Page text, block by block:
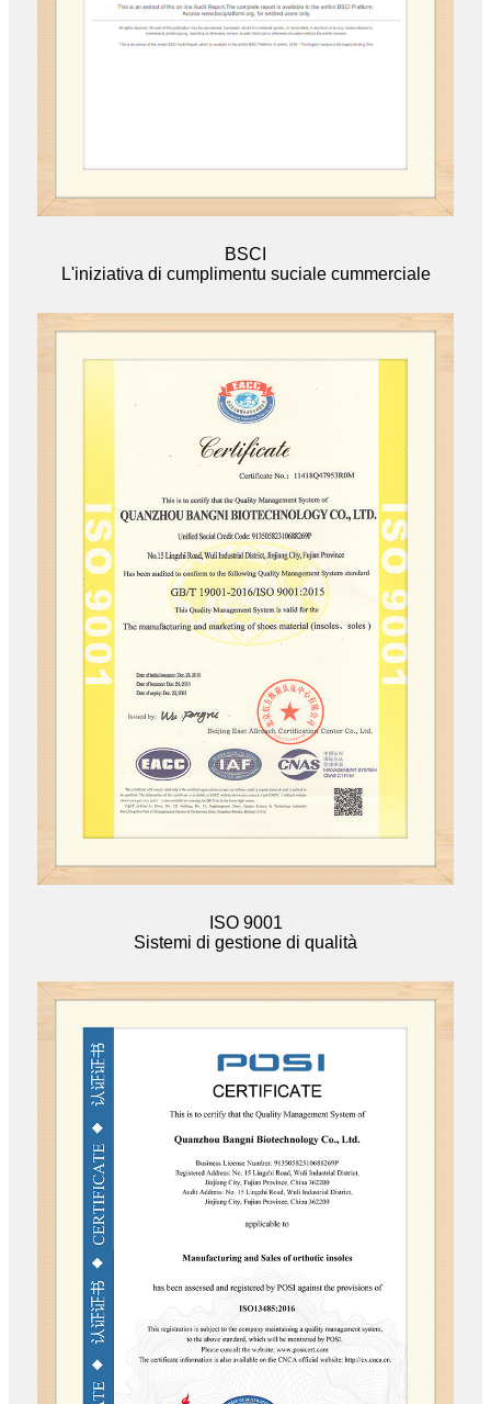
BSCI
L'iniziativa di cumplimentu suciale cummerciale
ISO 9001
Sistemi di gestione di qualità